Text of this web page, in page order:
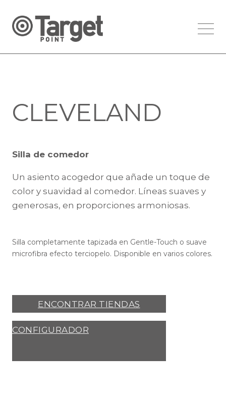
CLEVELAND
Silla de comedor
Un asiento acogedor que añade un toque de
color y suavidad al comedor. Líneas suaves y
generosas, en proporciones armoniosas.
Silla completamente tapizada en Gentle-Touch o suave
microfibra efecto terciopelo. Disponible en varios colores.
ENCONTRAR TIENDAS
CONFIGURADOR